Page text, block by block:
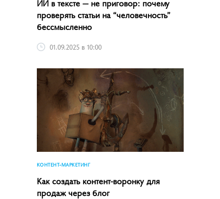
ИИ в тексте — не приговор: почему
проверять статьи на “человечность”
бессмысленно
01.09.2025 в 10:00
КОНТЕНТ-МАРКЕТИНГ
Как создать контент-воронку для
продаж через блог